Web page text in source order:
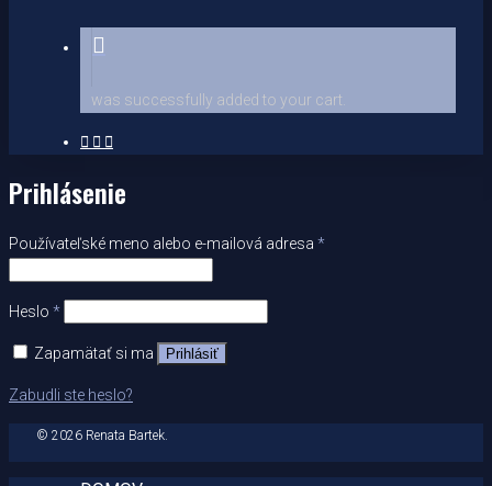
was successfully added to your cart.
linkedin
phone
email
Prihlásenie
Používateľské meno alebo e-mailová adresa *
Heslo *
Zapamätať si ma Prihlásiť
Zabudli ste heslo?
© 2026 Renata Bartek.